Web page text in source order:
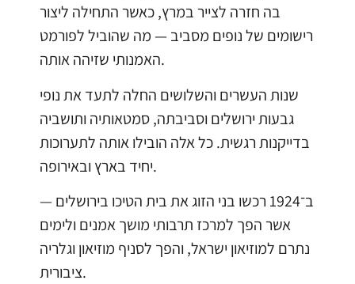
בה חזרה לצייר במרץ, כאשר התחילה ליצור
רישומים של נופים מסביב — מה שהוביל לפורמט
האמנותי שזיהה אותה.
שנות העשרים והשלושים החלה לתעד את נופי
גבעות ירושלים וסביבתה, סמטאותיה ותושביה
בדייקנות רגשית. כל אלה הובילו אותה לתערוכות
יחיד בארץ ובאירופה.
ב־1924 רכשו בני הזוג את בית הטיכו בירושלים —
אשר הפך למרכז תרבותי מושך אמנים ולימים
נתרם למוזיאון ישראל, והפך לסניף מוזיאון וגלריה
ציבורית.